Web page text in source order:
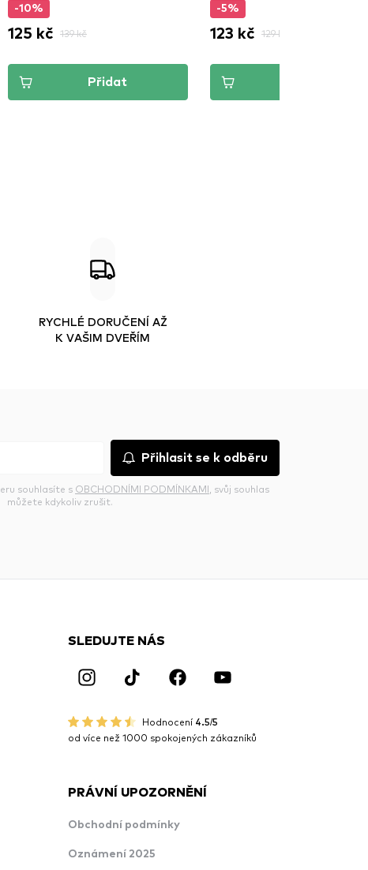
-10%
125 kč 139 kč
Přidat
-5%
123 kč 129 kč
RYCHLÉ DORUČENÍ AŽ
K VAŠIM DVEŘÍM
Přihlasit se k odběru
souhlasíte s OBCHODNÍMI PODMÍNKAMI , svůj souhlas
můžete kdykoliv zrušit.
SLEDUJTE NÁS
Hodnocení 4.5/5
od více než 1000 spokojených zákazníků
PRÁVNÍ UPOZORNĚNÍ
Obchodní podmínky
Oznámení 2025